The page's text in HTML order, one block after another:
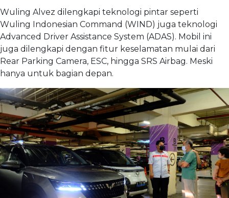
Wuling Alvez dilengkapi teknologi pintar seperti
Wuling Indonesian Command (WIND) juga teknologi
Advanced Driver Assistance System (ADAS). Mobil ini
juga dilengkapi dengan fitur keselamatan mulai dari
Rear Parking Camera, ESC, hingga SRS Airbag. Meski
hanya untuk bagian depan.